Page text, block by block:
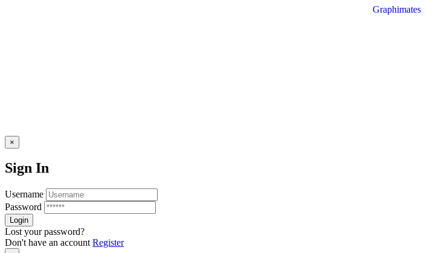
Graphimates
×
Sign In
Username
Password
Lost your password?
Don't have an account Register